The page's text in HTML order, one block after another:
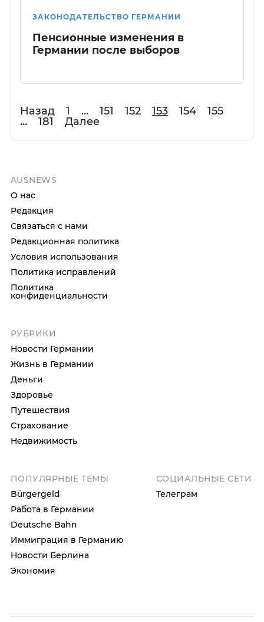
ЗАКОНОДАТЕЛЬСТВО ГЕРМАНИИ
Пенсионные изменения в
Германии после выборов
Назад 1 … 151 152 153 154
155
…
181 Далее
AUSNEWS
О нас
Редакция
Связаться с нами
Редакционная политика
Условия использования
Политика исправлений
Политика
конфиденциальности
РУБРИКИ
Новости Германии
Жизнь в Германии
Деньги
Здоровье
Путешествия
Страхование
Недвижимость
ПОПУЛЯРНЫЕ ТЕМЫ
Bürgergeld
Работа в Германии
Deutsche Bahn
Иммиграция в Германию
Новости Берлина
Экономия
СОЦИАЛЬНЫЕ СЕТИ
Телеграм